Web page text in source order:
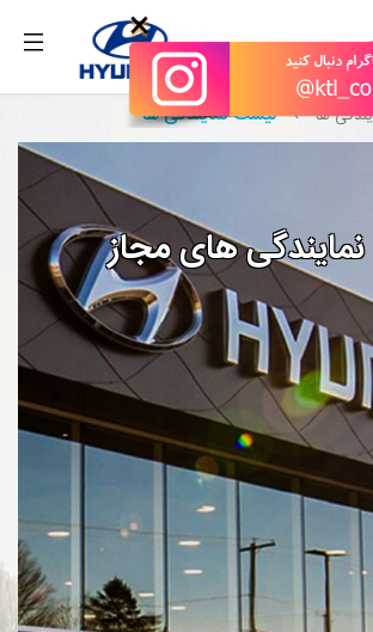
×
ها لیست نمایندگی ها
های مجاز